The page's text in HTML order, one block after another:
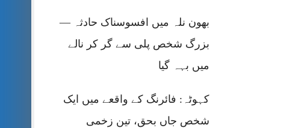
بھون نلہ میں افسوسناک حادثہ —
بزرگ شخص پلی سے گر کر نالے
میں بہہ گیا
کہوٹہ: فائرنگ کے واقعے میں ایک
شخص جاں بحق، تین زخمی